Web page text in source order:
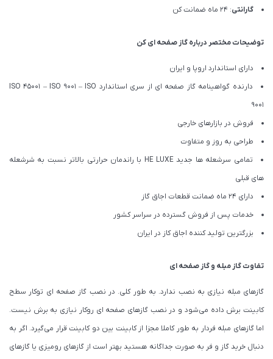
گارانتی: 24 ماه ضمانت کن
توضیحات مختصر درباره گاز صفحه ای کن
دارای استاندارد اروپا و ایران
دارنده گواهینامه گاز صفحه ای از سری استاندارد ISO 45001 – ISO 9001 – ISO
9001
فروش در بازارهای خارجی
طراحی به روز و متفاوت
تمامی سرشعله ها جدید HE LUXE با راندمان حرارتی بالاتر نسبت به شرشعله
های قبلی
دارای 24 ماه ضمانت قطعات اجاق گاز
خدمات پس از فروش گسترده در سراسر کشور
بزرگترین تولید کننده اجاق کاز در ایران
تفاوت گاز مبله و گاز صفحه ای
گازهای مبله نیازی به نصب ندارد. به طور کلی. در نصب گاز صفحه ای توکار سطح
کابینت برش داده می‌شود و در نصب گازهای صفحه ای روکار نیازی به برش نیست.
اما گازهای مبله فردار به طور کاملا مجزا از کابینت بین دو کابینت قرار می‌گیرد. اگر به
دنبال خرید گاز و فر به صورت جداگانه هستید بهتر است از گازهای رومیزی یا گازهای